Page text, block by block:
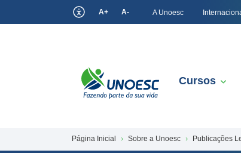
A+ A- A Unoesc
Cursos
Página Inicial Sobre a Unoesc Publicações